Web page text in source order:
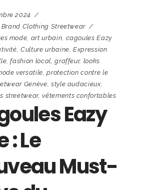
2024
Clothing Streetwear
mode art urbain cagoules Eazy
,Culture urbaine ,Expression
,fashion local ,graffeur, looks
versatile ,protection contre le
Genève style audacieux,
streetwear,vêtements confortables
Eazy
: Le
Must-